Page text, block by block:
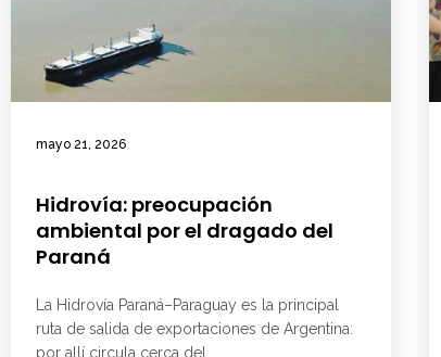
mayo 21, 2026
Hidrovía: preocupación
ambiental por el dragado del
Paraná
La Hidrovía Paraná–Paraguay es la principal
ruta de salida de exportaciones de Argentina:
por allí circula cerca del